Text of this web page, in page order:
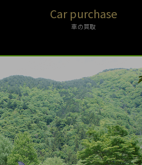
Car purchase
車の買取